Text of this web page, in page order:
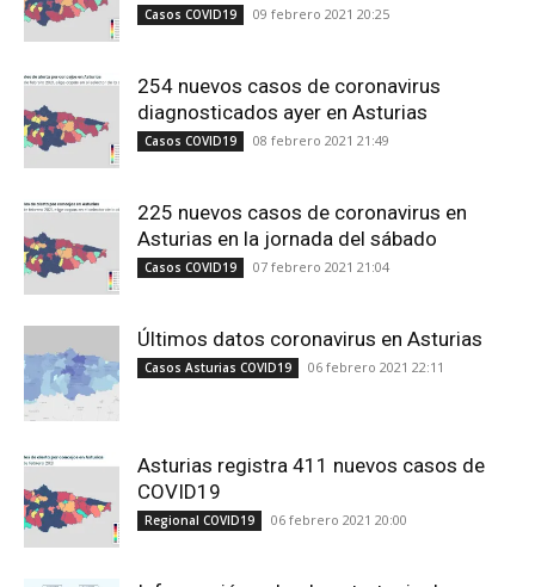
Casos COVID19 09 febrero 2021 20:25
254 nuevos casos de coronavirus
diagnosticados ayer en Asturias
Casos COVID19 08 febrero 2021 21:49
225 nuevos casos de coronavirus en
Asturias en la jornada del sábado
Casos COVID19 07 febrero 2021 21:04
Últimos datos coronavirus en Asturias
Casos Asturias COVID19 06 febrero 2021 22:11
Asturias registra 411 nuevos casos de
COVID19
Regional COVID19 06 febrero 2021 20:00